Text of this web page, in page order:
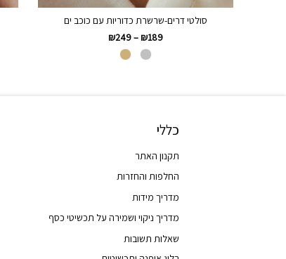
סולטי דרים-שרשרת כדוריות עם כוכב ים
₪189
–
₪249
כללי
תקנון האתר
החלפות והחזרות
מדריך מידות
מדריך ניקוי ושמירה על תכשיטי כסף
שאלות תשובות